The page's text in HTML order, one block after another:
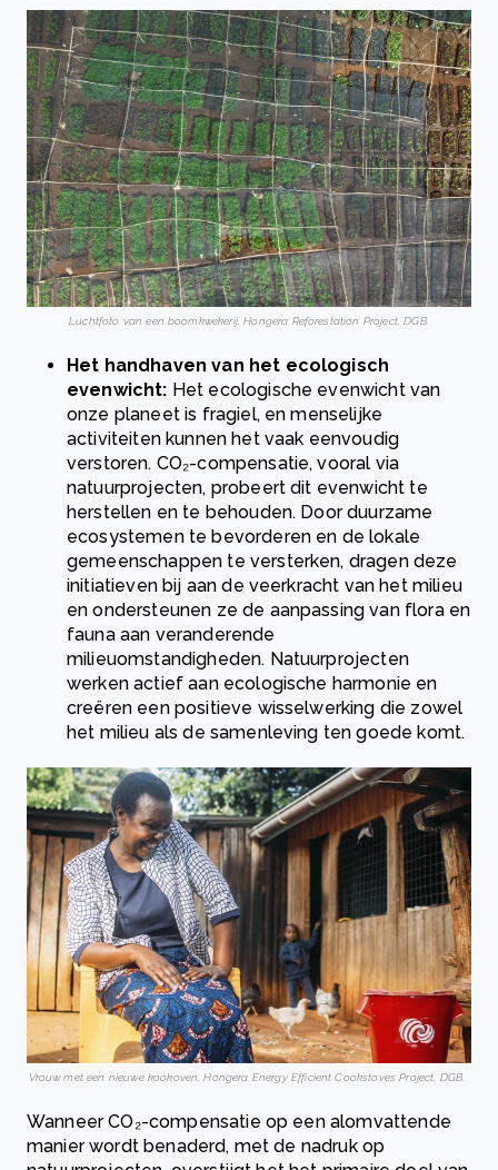
Luchtfoto van een boomkwekerij, Hongera Reforestation Project, DGB.
Het handhaven van het ecologisch
evenwicht: Het ecologische evenwicht van
onze planeet is fragiel, en menselijke
activiteiten kunnen het vaak eenvoudig
verstoren. CO₂-compensatie, vooral via
natuurprojecten, probeert dit evenwicht te
herstellen en te behouden. Door duurzame
ecosystemen te bevorderen en de lokale
gemeenschappen te versterken, dragen deze
initiatieven bij aan de veerkracht van het milieu
en ondersteunen ze de aanpassing van flora en
fauna aan veranderende
milieuomstandigheden. Natuurprojecten
werken actief aan ecologische harmonie en
creëren een positieve wisselwerking die zowel
het milieu als de samenleving ten goede komt.
Vrouw met een nieuwe kookoven, Hongera Energy Efficient Cookstoves Project, DGB.
Wanneer CO₂-compensatie op een alomvattende
manier wordt benaderd, met de nadruk op